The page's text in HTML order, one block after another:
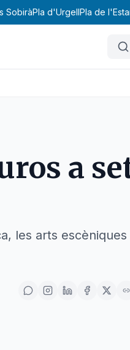
SobiràPla d'UrgellPla de
a
les arts escèniques